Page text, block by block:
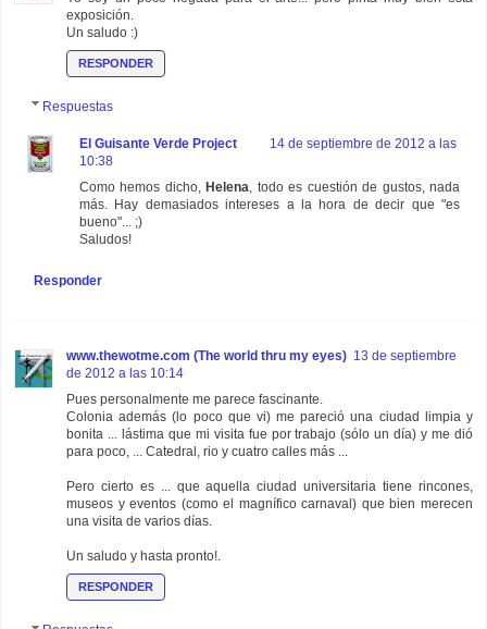
exposición.
Un saludo :)
RESPONDER
Respuestas
El Guisante Verde Project
14 de septiembre de 2012 a las
10:38
Como hemos dicho, Helena, todo es cuestión de gustos, nada
más. Hay demasiados intereses a la hora de decir que "es
bueno"... ;)
Saludos!
Responder
www.thewotme.com (The world thru my eyes) 13 de septiembre
de 2012 a las 10:14
Pues personalmente me parece fascinante.
Colonia además (lo poco que vi) me pareció una ciudad limpia y
bonita ... lástima que mi visita fue por trabajo (sólo un día) y me dió
para poco, ... Catedral, rio y cuatro calles más ...
Pero cierto es ... que aquella ciudad universitaria tiene rincones,
museos y eventos (como el magnífico carnaval) que bien merecen
una visita de varios días.
Un saludo y hasta pronto!.
RESPONDER